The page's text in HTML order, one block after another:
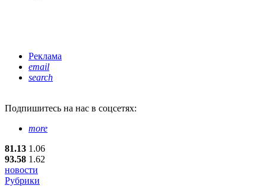
Реклама
email
search
Подпишитесь на нас в соцсетях:
more
81.13 1.06
93.58 1.62
новости
Рубрики